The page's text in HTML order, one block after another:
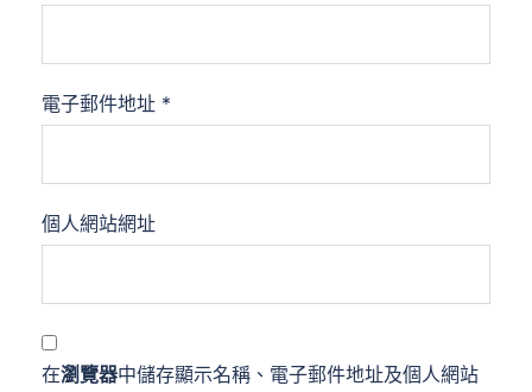
電子郵件地址 *
個人網站網址
在瀏覽器中儲存顯示名稱、電子郵件地址及個人網站